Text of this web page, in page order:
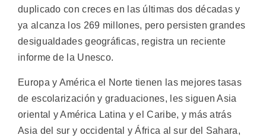
duplicado con creces en las últimas dos décadas y
ya alcanza los 269 millones, pero persisten grandes
desigualdades geográficas, registra un reciente
informe de la Unesco.
Europa y América el Norte tienen las mejores tasas
de escolarización y graduaciones, les siguen Asia
oriental y América Latina y el Caribe, y más atrás
Asia del sur y occidental y África al sur del Sahara,